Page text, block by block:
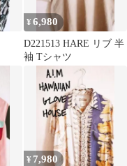
¥6,980
D221513 HARE リブ 半
袖 Tシャツ
¥ 7,980